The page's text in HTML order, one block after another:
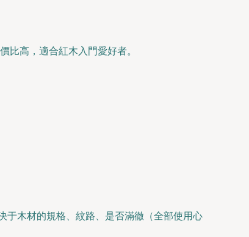
比高，適合紅木入門愛好者。
于木材的規格、紋路、是否滿徹（全部使用心